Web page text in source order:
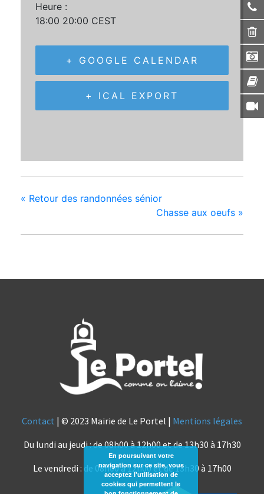
Heure :
18:00 20:00 CEST
+ GOOGLE CALENDAR
+ ICAL EXPORT
« Retour des randonnées sénior
Chasse aux oeufs »
Contact | © 2023 Mairie de Le Portel | Mentions légales
Du lundi au jeudi : de 08h00 à 12h00 et de 13h30 à 17h30
Le vendredi : de 08h00 à 12h00 et de 13h30 à 17h00
En poursuivant votre
navigation sur ce site, vous
acceptez l'utilisation de
cookies qui permettent le